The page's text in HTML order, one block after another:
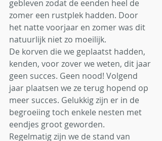
gebleven zodat de eenden heel de
zomer een rustplek hadden. Door
het natte voorjaar en zomer was dit
natuurlijk niet zo moeilijk.
De korven die we geplaatst hadden,
kenden, voor zover we weten, dit jaar
geen succes. Geen nood! Volgend
jaar plaatsen we ze terug hopend op
meer succes. Gelukkig zijn er in de
begroeiing toch enkele nesten met
eendjes groot geworden.
Regelmatig zijn we de stand van